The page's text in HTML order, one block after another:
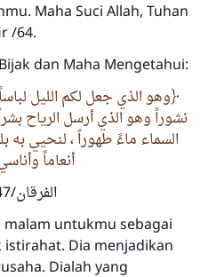
Maha Suci Allah, Tuhan
/64.
dan Maha Mengetahui:
وهو الذي جعل لكم الليل
نشوراً وهو الذي أرسل الرياح
السماء ماءً طهوراً ، لنحيي به
أنعاماً
الفرقان/47-49
untukmu sebagai
Dia menjadikan
Dialah yang